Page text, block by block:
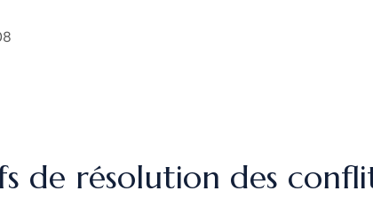
de résolution des